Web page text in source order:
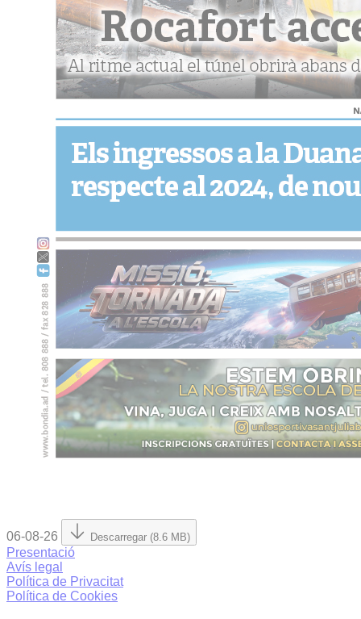
06-08-26 Descarregar (8.6 MB)
Presentació
Avís legal
Política de Privacitat
Política de Cookies